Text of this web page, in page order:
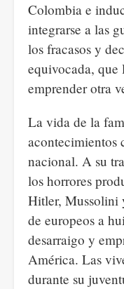
Colombia e
integrarse a las
los fracasos y
equivocada, que
emprender otra
La vida de la
acontecimientos
nacional. A su
los horrores
Hitler, Mussolini
de europeos a
desarraigo y
América. Las
durante su